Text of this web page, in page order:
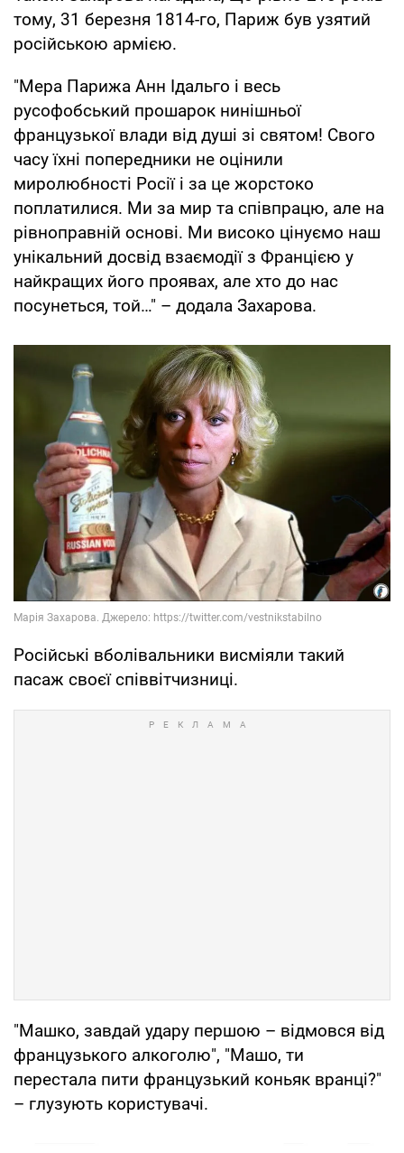
тому, 31 березня 1814-го, Париж був узятий
російською армією.
"Мера Парижа Анн Ідальго і весь
русофобський прошарок нинішньої
французької влади від душі зі святом! Свого
часу їхні попередники не оцінили
миролюбності Росії і за це жорстоко
поплатилися. Ми за мир та співпрацю, але на
рівноправній основі. Ми високо цінуємо наш
унікальний досвід взаємодії з Францією у
найкращих його проявах, але хто до нас
посунеться, той…" – додала Захарова.
Російські вболівальники висміяли такий
пасаж своєї співвітчизниці.
"Машко, завдай удару першою – відмовся від
французького алкоголю", "Машо, ти
перестала пити французький коньяк вранці?"
– глузують користувачі.